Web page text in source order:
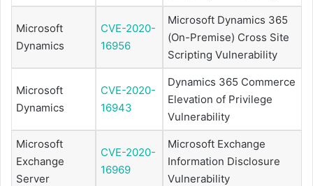
Microsoft
Dynamics
CVE-2020-
16956
Microsoft Dynamics 365
(On-Premise) Cross Site
Scripting Vulnerability
Microsoft
Dynamics
CVE-2020-
16943
Dynamics 365 Commerce
Elevation of Privilege
Vulnerability
Microsoft
Exchange
Server
CVE-2020-
16969
Microsoft Exchange
Information Disclosure
Vulnerability